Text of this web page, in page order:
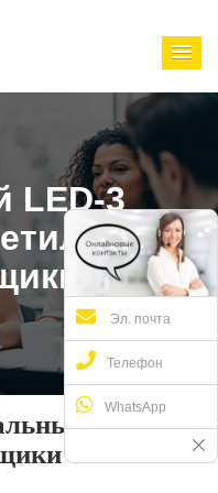
LED-3
Эл. почта
Телефон
WhatsApp